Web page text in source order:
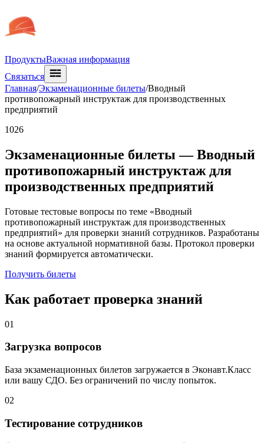
ПродуктыВажная информация
Связаться
Главная/Экзаменационные билеты/Вводный
противопожарный инструктаж для производственных
предприятий
1026
Экзаменационные билеты —Вводный
противопожарный инструктаж для
производственных предприятий
Готовые тестовые вопросы по теме «Вводный
противопожарный инструктаж для производственных
предприятий» для проверки знаний сотрудников. Разработаны
на основе актуальной нормативной базы. Протокол проверки
знаний формируется автоматически.
Получить билеты
Как работает проверка знаний
01
Загрузка вопросов
База экзаменационных билетов загружается в Эконавт.Класс
или вашу СДО. Без ограничений по числу попыток.
02
Тестирование сотрудников